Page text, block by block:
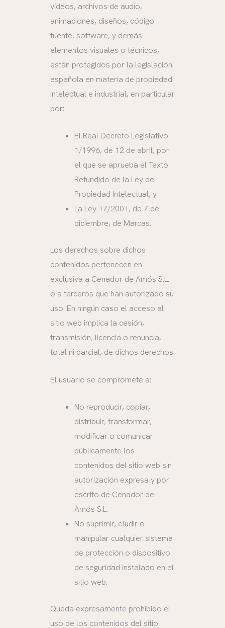
vídeos, archivos de audio,
animaciones, diseños, código
fuente, software, y demás
elementos visuales o técnicos,
están protegidos por la legislación
española en materia de propiedad
intelectual e industrial, en particular
por:
El Real Decreto Legislativo
1/1996, de 12 de abril, por
el que se aprueba el Texto
Refundido de la Ley de
Propiedad Intelectual, y
La Ley 17/2001, de 7 de
diciembre, de Marcas.
Los derechos sobre dichos
contenidos pertenecen en
exclusiva a Cenador de Amós S.L.
o a terceros que han autorizado su
uso. En ningún caso el acceso al
sitio web implica la cesión,
transmisión, licencia o renuncia,
total ni parcial, de dichos derechos.
El usuario se compromete a:
No reproducir, copiar,
distribuir, transformar,
modificar o comunicar
públicamente los
contenidos del sitio web sin
autorización expresa y por
escrito de Cenador de
Amós S.L.
No suprimir, eludir o
manipular cualquier sistema
de protección o dispositivo
de seguridad instalado en el
sitio web.
Queda expresamente prohibido el
uso de los contenidos del sitio